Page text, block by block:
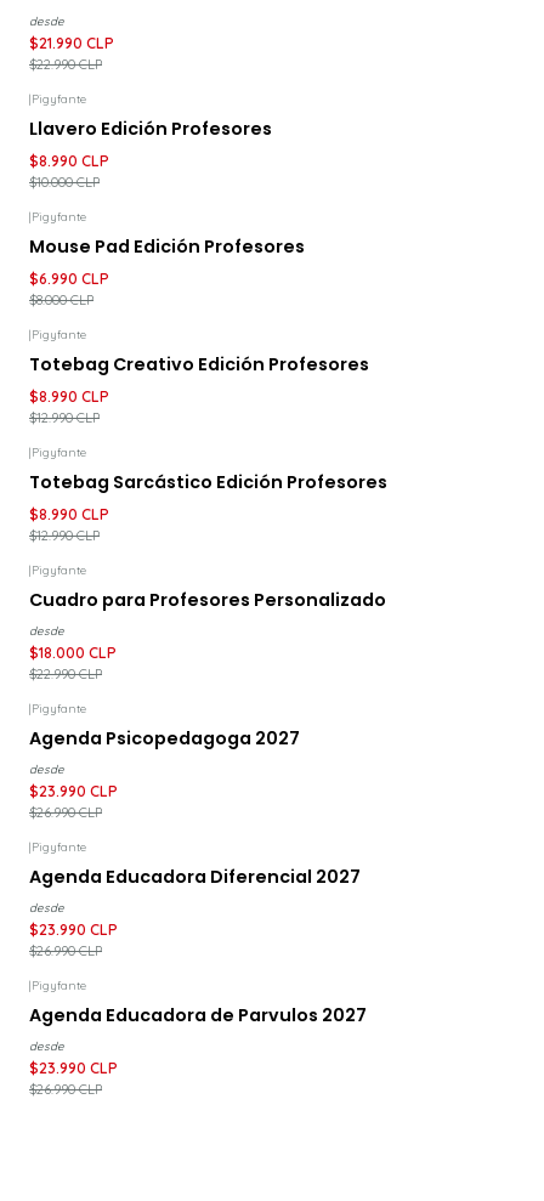
desde
$21.990 CLP
$22.990 CLP
DESCUENTO
|Pigyfante
Llavero Edición Profesores
$8.990 CLP
$10.000 CLP
DESCUENTO
|Pigyfante
Mouse Pad Edición Profesores
$6.990 CLP
$8.000 CLP
-31% DESCUENTO
|Pigyfante
Totebag Creativo Edición Profesores
$8.990 CLP
$12.990 CLP
-31% DESCUENTO
|Pigyfante
Totebag Sarcástico Edición Profesores
$8.990 CLP
$12.990 CLP
-22%
|Pigyfante
Cuadro para Profesores Personalizado
desde
$18.000 CLP
$22.990 CLP
DESCUENTO
|Pigyfante
Agenda Psicopedagoga 2027
desde
$23.990 CLP
$26.990 CLP
DESCUENTO
|Pigyfante
Agenda Educadora Diferencial 2027
desde
$23.990 CLP
$26.990 CLP
DESCUENTO
|Pigyfante
Agenda Educadora de Parvulos 2027
desde
$23.990 CLP
$26.990 CLP